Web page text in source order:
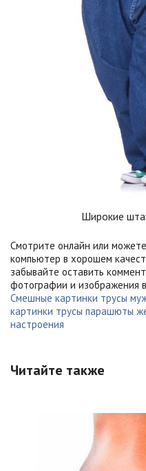
Широкие
Смотрите онлайн или
компьютер в хорошем
забывайте оставить
фотографии и изображения
Смешные картинки трусы
картинки трусы парашюты
настроения
Читайте также